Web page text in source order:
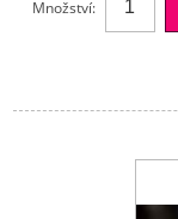
Množství: